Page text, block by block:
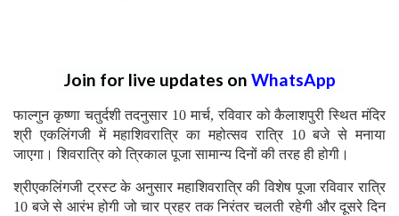
Join for live updates on WhatsApp
फाल्गुन कृष्णा चतुर्दशी तदनुसार 10 मार्च, रविवार को कैलाशपुरी स्थित मंदिर
श्री एकलिंगजी में महाशिवरात्रि का महोत्सव रात्रि 10 बजे से मनाया
जाएगा। शिवरात्रि को त्रिकाल पूजा सामान्य दिनों की तरह ही होगी।
श्रीएकलिंगजी ट्रस्ट के अनुसार महाशिवरात्रि की विशेष पूजा रविवार रात्रि
10 बजे से आरंभ होगी जो चार प्रहर तक निरंतर चलती रहेगी और दूसरे दिन